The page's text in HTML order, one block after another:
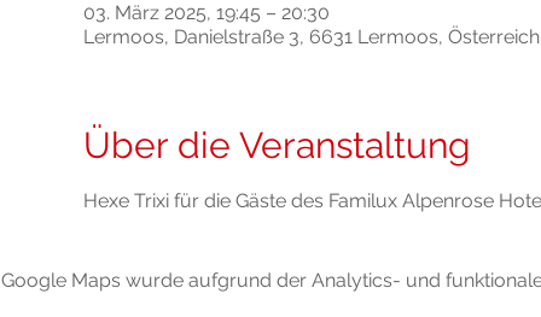
03. März 2025, 19:45 – 20:30
Lermoos, Danielstraße 3, 6631 Lermoos, Österreich
Über die Veranstaltung
Hexe Trixi für die Gäste des Familux Alpenrose
Google Maps wurde aufgrund der Analytics- und